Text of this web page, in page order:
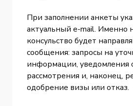
При заполнении анкеты
актуальный e-mail. Именно
консульство будет
сообщения: запросы на
информации, уведомления
рассмотрения и, наконец,
одобрение визы или отказ.